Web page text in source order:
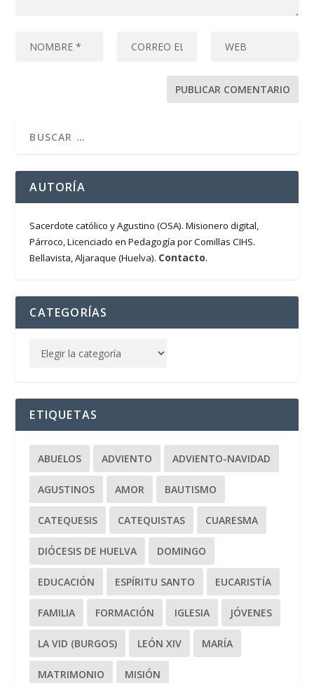
AUTORÍA
Sacerdote católico y Agustino (OSA). Misionero digital,
Párroco, Licenciado en Pedagogía por Comillas CIHS.
Bellavista, Aljaraque (Huelva). Contacto.
CATEGORÍAS
ETIQUETAS
ABUELOS ADVIENTO ADVIENTO-NAVIDAD
AGUSTINOS AMOR BAUTISMO
CATEQUESIS CATEQUISTAS CUARESMA
DIÓCESIS DE HUELVA DOMINGO
EDUCACIÓN ESPÍRITU SANTO EUCARISTÍA
FAMILIA FORMACIÓN IGLESIA JÓVENES
LA VID (BURGOS) LEÓN XIV MARÍA
MATRIMONIO MISIÓN